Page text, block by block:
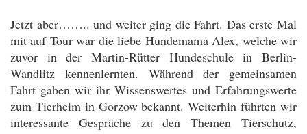
Jetzt aber…….. und weiter ging die Fahrt. Das erste Mal
mit auf Tour war die liebe Hundemama Alex, welche wir
zuvor in der Martin-Rütter Hundeschule in Berlin-
Wandlitz kennenlernten. Während der gemeinsamen
Fahrt gaben wir ihr Wissenswertes und Erfahrungswerte
zum Tierheim in Gorzow bekannt. Weiterhin führten wir
interessante Gespräche zu den Themen Tierschutz,